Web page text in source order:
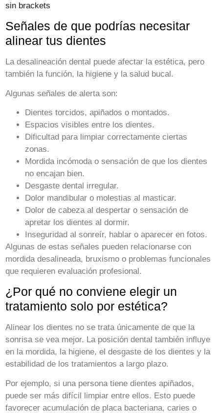
sin brackets
Señales de que podrías necesitar
alinear tus dientes
La desalineación dental puede afectar la estética, pero
también la función, la higiene y la salud bucal.
Algunas señales de alerta son:
Dientes torcidos, apiñados o montados.
Espacios visibles entre los dientes.
Dificultad para limpiar correctamente ciertas
zonas.
Mordida incómoda o sensación de que los dientes
no encajan bien.
Desgaste dental irregular.
Dolor mandibular o molestias al masticar.
Dolor de cabeza al despertar o sensación de
apretar los dientes al dormir.
Inseguridad al sonreír, hablar o aparecer en fotos.
Algunas de estas señales pueden relacionarse con
mordida desalineada, bruxismo o problemas funcionales
que requieren evaluación profesional.
¿Por qué no conviene elegir un
tratamiento solo por estética?
Alinear los dientes no se trata únicamente de que la
sonrisa se vea mejor. La posición dental también influye
en la mordida, la higiene, el desgaste de los dientes y la
estabilidad de los tratamientos a largo plazo.
Por ejemplo, si una persona tiene dientes apiñados,
puede ser más difícil limpiar entre ellos. Esto puede
favorecer acumulación de placa bacteriana, caries o